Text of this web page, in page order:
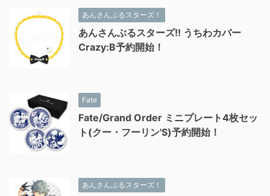
あんさんぶるスターズ！
あんさんぶるスターズ!! うちわカバー
Crazy:B予約開始！
Fate
Fate/Grand Order ミニプレート4枚セッ
ト(クー・フーリン'S)予約開始！
あんさんぶるスターズ！